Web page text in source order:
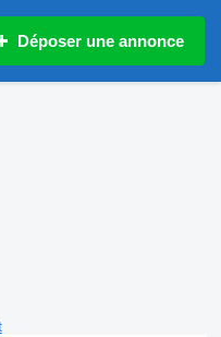
Déposer une annonce